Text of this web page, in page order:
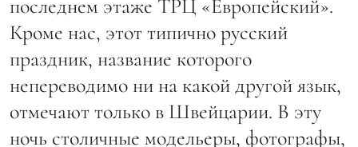
последнем этаже ТРЦ «Европейский».
Кроме нас, этот типично русский
праздник, название которого
непереводимо ни на какой другой язык,
отмечают только в Швейцарии. В эту
ночь столичные модельеры, фотографы,